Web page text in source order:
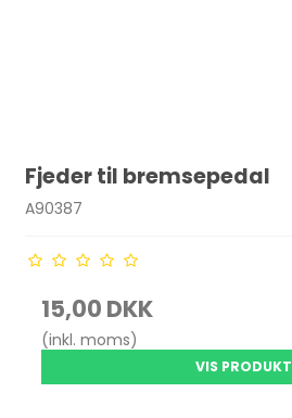
Fjeder til bremsepedal
A90387
15,00 DKK
(inkl. moms)
VIS PRODUKT